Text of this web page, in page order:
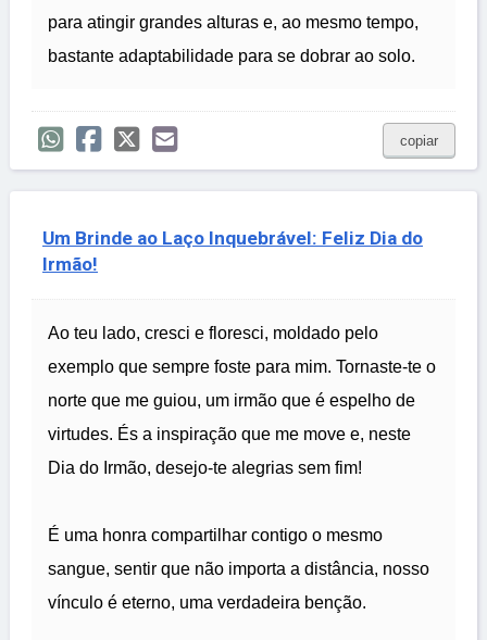
para atingir grandes alturas e, ao mesmo tempo,
bastante adaptabilidade para se dobrar ao solo.
copiar
Um Brinde ao Laço Inquebrável: Feliz Dia do
Irmão!
Ao teu lado, cresci e floresci, moldado pelo
exemplo que sempre foste para mim. Tornaste-te o
norte que me guiou, um irmão que é espelho de
virtudes. És a inspiração que me move e, neste
Dia do Irmão, desejo-te alegrias sem fim!
É uma honra compartilhar contigo o mesmo
sangue, sentir que não importa a distância, nosso
vínculo é eterno, uma verdadeira benção.